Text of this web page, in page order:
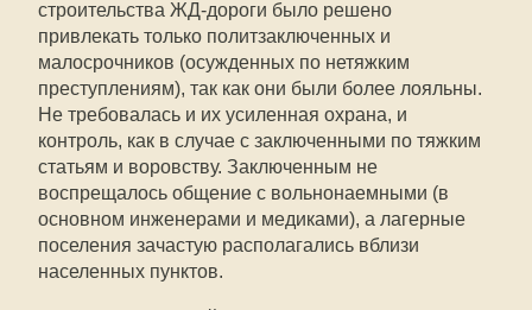
строительства ЖД-дороги было решено
привлекать только политзаключенных и
малосрочников (осужденных по нетяжким
преступлениям), так как они были более лояльны.
Не требовалась и их усиленная охрана, и
контроль, как в случае с заключенными по тяжким
статьям и воровству. Заключенным не
воспрещалось общение с вольнонаемными (в
основном инженерами и медиками), а лагерные
поселения зачастую располагались вблизи
населенных пунктов.